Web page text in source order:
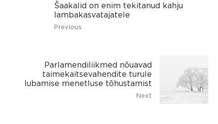
Šaakalid on enim tekitanud kahju
lambakasvatajatele
Previous
Parlamendiliikmed nõuavad
taimekaitsevahendite turule
lubamise menetluse tõhustamist
Next